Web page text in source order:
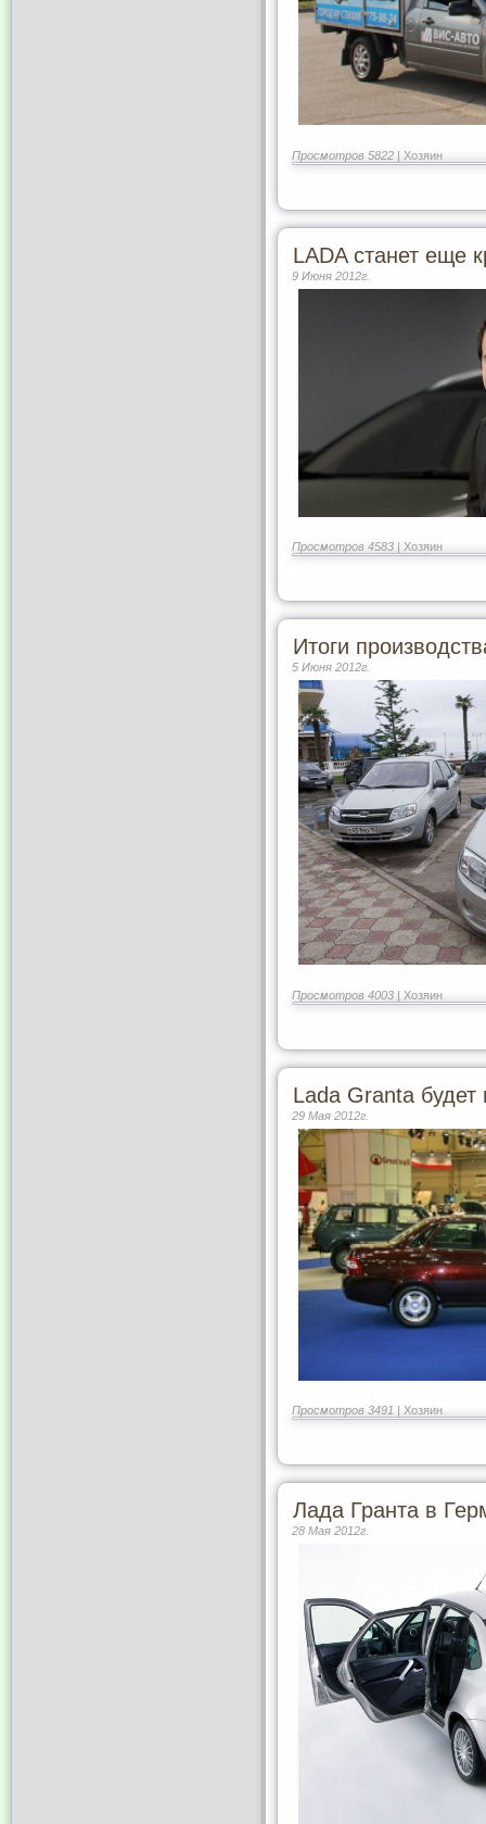
Просмотров 5822 | Хозяин
LADA станет еще
9 Июня 2012г.
Просмотров 4583 | Хозяин
Итоги
5 Июня 2012г.
Просмотров 4003 | Хозяин
Lada Granta будет
29 Мая 2012г.
Просмотров 3491 | Хозяин
Лада Гранта в
28 Мая 2012г.